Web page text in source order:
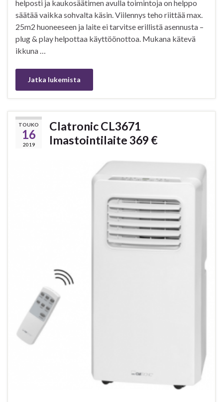
helposti ja kaukosäätimen avulla toimintoja on helppo
säätää vaikka sohvalta käsin. Viilennys teho riittää max.
25m2 huoneeseen ja laite ei tarvitse erillistä asennusta –
plug & play helpottaa käyttöönottoa. Mukana kätevä
ikkuna …
Jatka lukemista
TOUKO
16
2019
Clatronic CL3671
Imastointilaite 369 €